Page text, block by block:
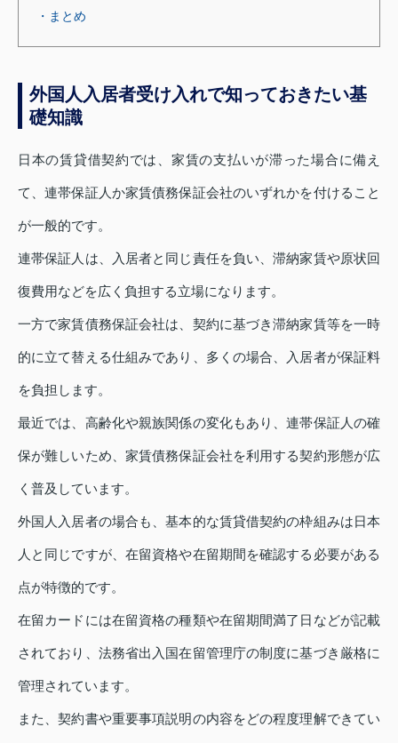
・まとめ
外国人入居者受け入れで知っておきたい基
礎知識
日本の賃貸借契約では、家賃の支払いが滞った場合に備え
て、連帯保証人か家賃債務保証会社のいずれかを付けること
が一般的です。
連帯保証人は、入居者と同じ責任を負い、滞納家賃や原状回
復費用などを広く負担する立場になります。
一方で家賃債務保証会社は、契約に基づき滞納家賃等を一時
的に立て替える仕組みであり、多くの場合、入居者が保証料
を負担します。
最近では、高齢化や親族関係の変化もあり、連帯保証人の確
保が難しいため、家賃債務保証会社を利用する契約形態が広
く普及しています。
外国人入居者の場合も、基本的な賃貸借契約の枠組みは日本
人と同じですが、在留資格や在留期間を確認する必要がある
点が特徴的です。
在留カードには在留資格の種類や在留期間満了日などが記載
されており、法務省出入国在留管理庁の制度に基づき厳格に
管理されています。
また、契約書や重要事項説明の内容をどの程度理解できてい